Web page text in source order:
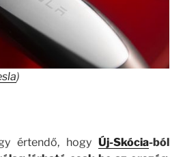
)
értendő, hogyÚj-Skócia-ból